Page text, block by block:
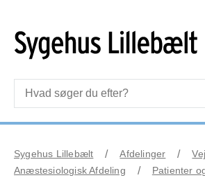
Sygehus Lillebælt Afdelinger
Anæstesiologisk Afdeling
Patienter